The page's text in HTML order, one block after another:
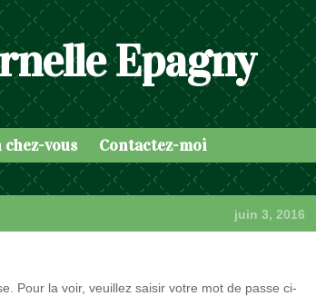
Epagny
vous Contactez-moi
juin 3, 2016
Pour la voir, veuillez saisir votre mot de passe ci-